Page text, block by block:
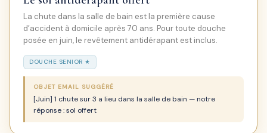
La chute dans la salle de bain est la première cause
d’accident à domicile après 70 ans. Pour toute douche
posée en juin, le revêtement antidérapant est inclus.
DOUCHE SENIOR ★
OBJET EMAIL SUGGÉRÉ
[Juin] 1 chute sur 3 a lieu dans la salle de bain — notre
réponse : sol offert